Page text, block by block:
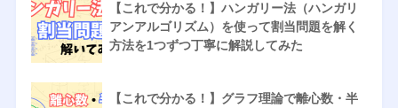
【これで分かる！】ハンガリー法（ハンガリ
アンアルゴリズム）を使って割当問題を解く
方法を1つずつ丁寧に解説してみた
【これで分かる！】グラフ理論で離心数・半